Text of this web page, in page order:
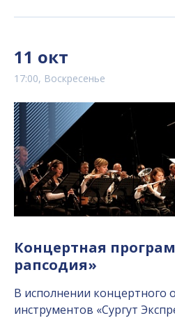
11 окт
17:00, Воскресенье
Концертная
рапсодия»
В исполнении концертного
инструментов «Сургут